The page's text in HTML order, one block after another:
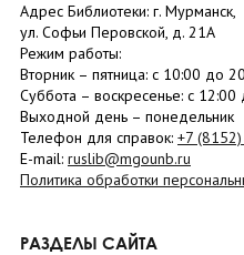
Адрес Библиотеки: г. Мурманск,
ул. Софьи Перовской, д. 21А
Режим работы:
Вторник – пятница: с 10:00 до
Суббота – воскресенье: c 12:00
Выходной день – понедельник
Телефон для справок: +7 (8152)
E-mail: ruslib@mgounb.ru
Политика обработки
РАЗДЕЛЫ САЙТА